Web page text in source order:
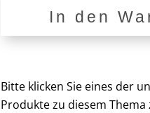
Menge
In den
Bitte klicken Sie eines der
Produkte zu diesem Thema